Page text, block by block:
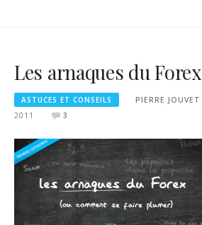
Les arnaques du Forex
ASTUCES ET CONSEILS PIERRE JOUVET
2011
3